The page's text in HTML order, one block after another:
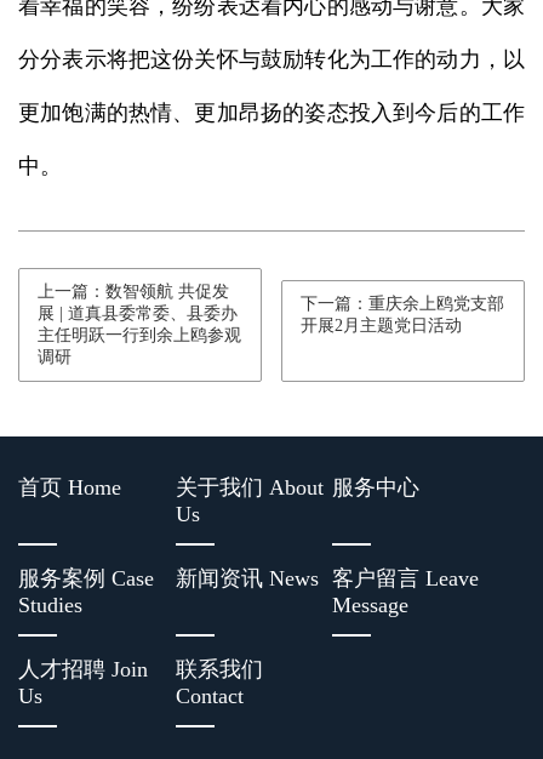
着幸福的笑容，纷纷表达着内心的感动与谢意。大家
分分表示将把这份关怀与鼓励转化为工作的动力，以
更加饱满的热情、更加昂扬的姿态投入到今后的工作
中。
上一篇：数智领航 共促发
展 | 道真县委常委、县委办
主任明跃一行到余上鸥参观
调研
下一篇：重庆余上鸥党支部
开展2月主题党日活动
首页 Home
关于我们 About
Us
服务中心
服务案例 Case
Studies
新闻资讯 News 客户留言 Leave
Message
人才招聘 Join
Us
联系我们
Contact